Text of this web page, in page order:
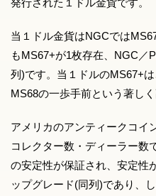
発行された１ドル金貨です。
当１ドル金貨はNGCでは
もMS67+が1枚存在、NGC／
列)です。当１ドルのMS67+
MS68の一歩手前という著し
アメリカのアンティークコイ
コレクター数・ディーラー数
の安定性が保証され、安定性
ップグレード(同列)であり、